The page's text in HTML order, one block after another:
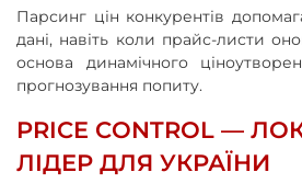
Парсинг цін конкурентів
дані, навіть коли прайс-листи
основа динамічного
прогнозування попиту.
PRICE CONTROL —
ЛІДЕР ДЛЯ УКРАЇНИ